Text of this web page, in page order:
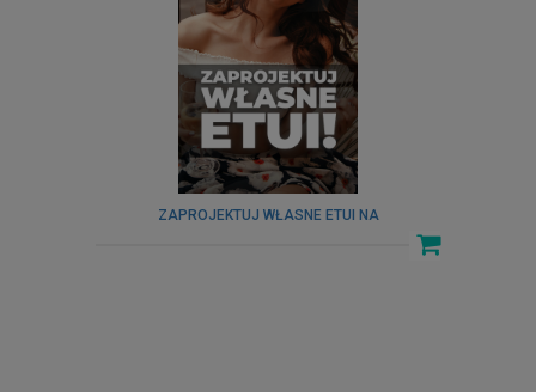
ZAPROJEKTUJ WŁASNE ETUI NA